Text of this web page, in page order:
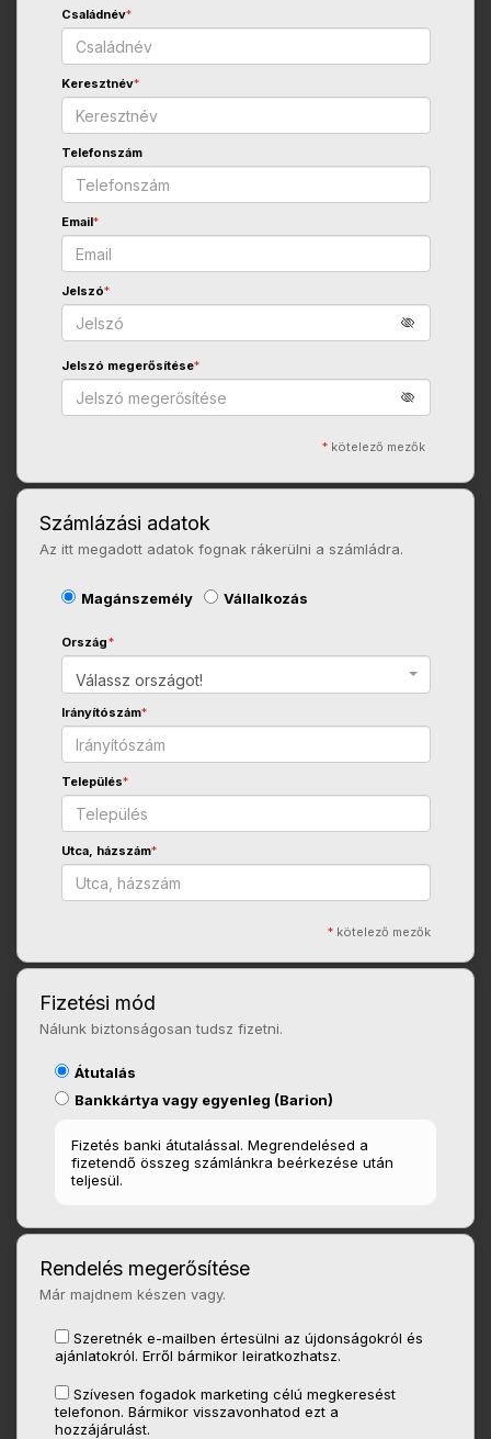
Családnév*
Keresztnév*
Telefonszám
Email*
Jelszó*
Jelszó megerősítése*
* kötelező mezők
Számlázási adatok
Az itt megadott adatok fognak rákerülni a számládra.
Magánszemély Vállalkozás
Ország*
Válassz országot!
Irányítószám*
Település*
Utca, házszám*
* kötelező mezők
Fizetési mód
Nálunk biztonságosan tudsz fizetni.
Átutalás
Bankkártya vagy egyenleg (Barion)
Fizetés banki átutalással. Megrendelésed a
fizetendő összeg számlánkra beérkezése után
teljesül.
Rendelés megerősítése
Már majdnem készen vagy.
Szeretnék e-mailben értesülni az újdonságokról és
ajánlatokról. Erről bármikor leiratkozhatsz.
Szívesen fogadok marketing célú megkeresést
telefonon. Bármikor visszavonhatod ezt a
hozzájárulást.